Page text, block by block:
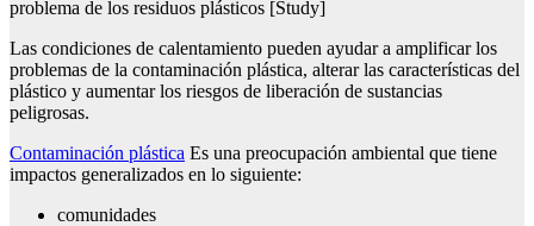
Las condiciones de calentamiento pueden ayudar a amplificar los
problemas de la contaminación plástica, alterar las características del
plástico y aumentar los riesgos de liberación de sustancias
peligrosas.
Contaminación plástica Es una preocupación ambiental que tiene
impactos generalizados en lo siguiente:
comunidades